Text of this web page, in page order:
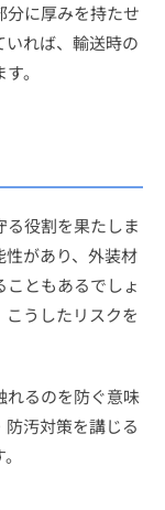
分に厚みを持たせ
いれば、輸送時の
。
役割を果たしま
があり、外装材
ともあるでしょ
うしたリスクを
れるのを防ぐ意味
汚対策を講じる